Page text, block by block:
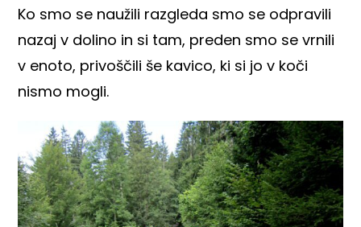
Ko smo se naužili razgleda smo se odpravili
nazaj v dolino in si tam, preden smo se vrnili
v enoto, privoščili še kavico, ki si jo v koči
nismo mogli.